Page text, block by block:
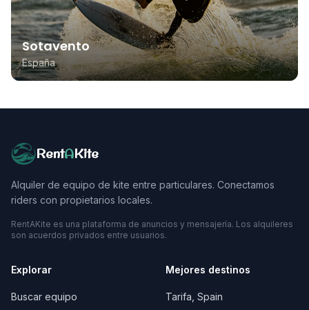
Sotavento
España
RentAKite
Alquiler de equipo de kite entre particulares. Conectamos
riders con propietarios locales.
RentAKite es una plataforma de anuncios y mensajería. Los alquileres
son acuerdos privados entre usuarios.
Explorar
Buscar equipo
Mejores destinos
Tarifa, Spain